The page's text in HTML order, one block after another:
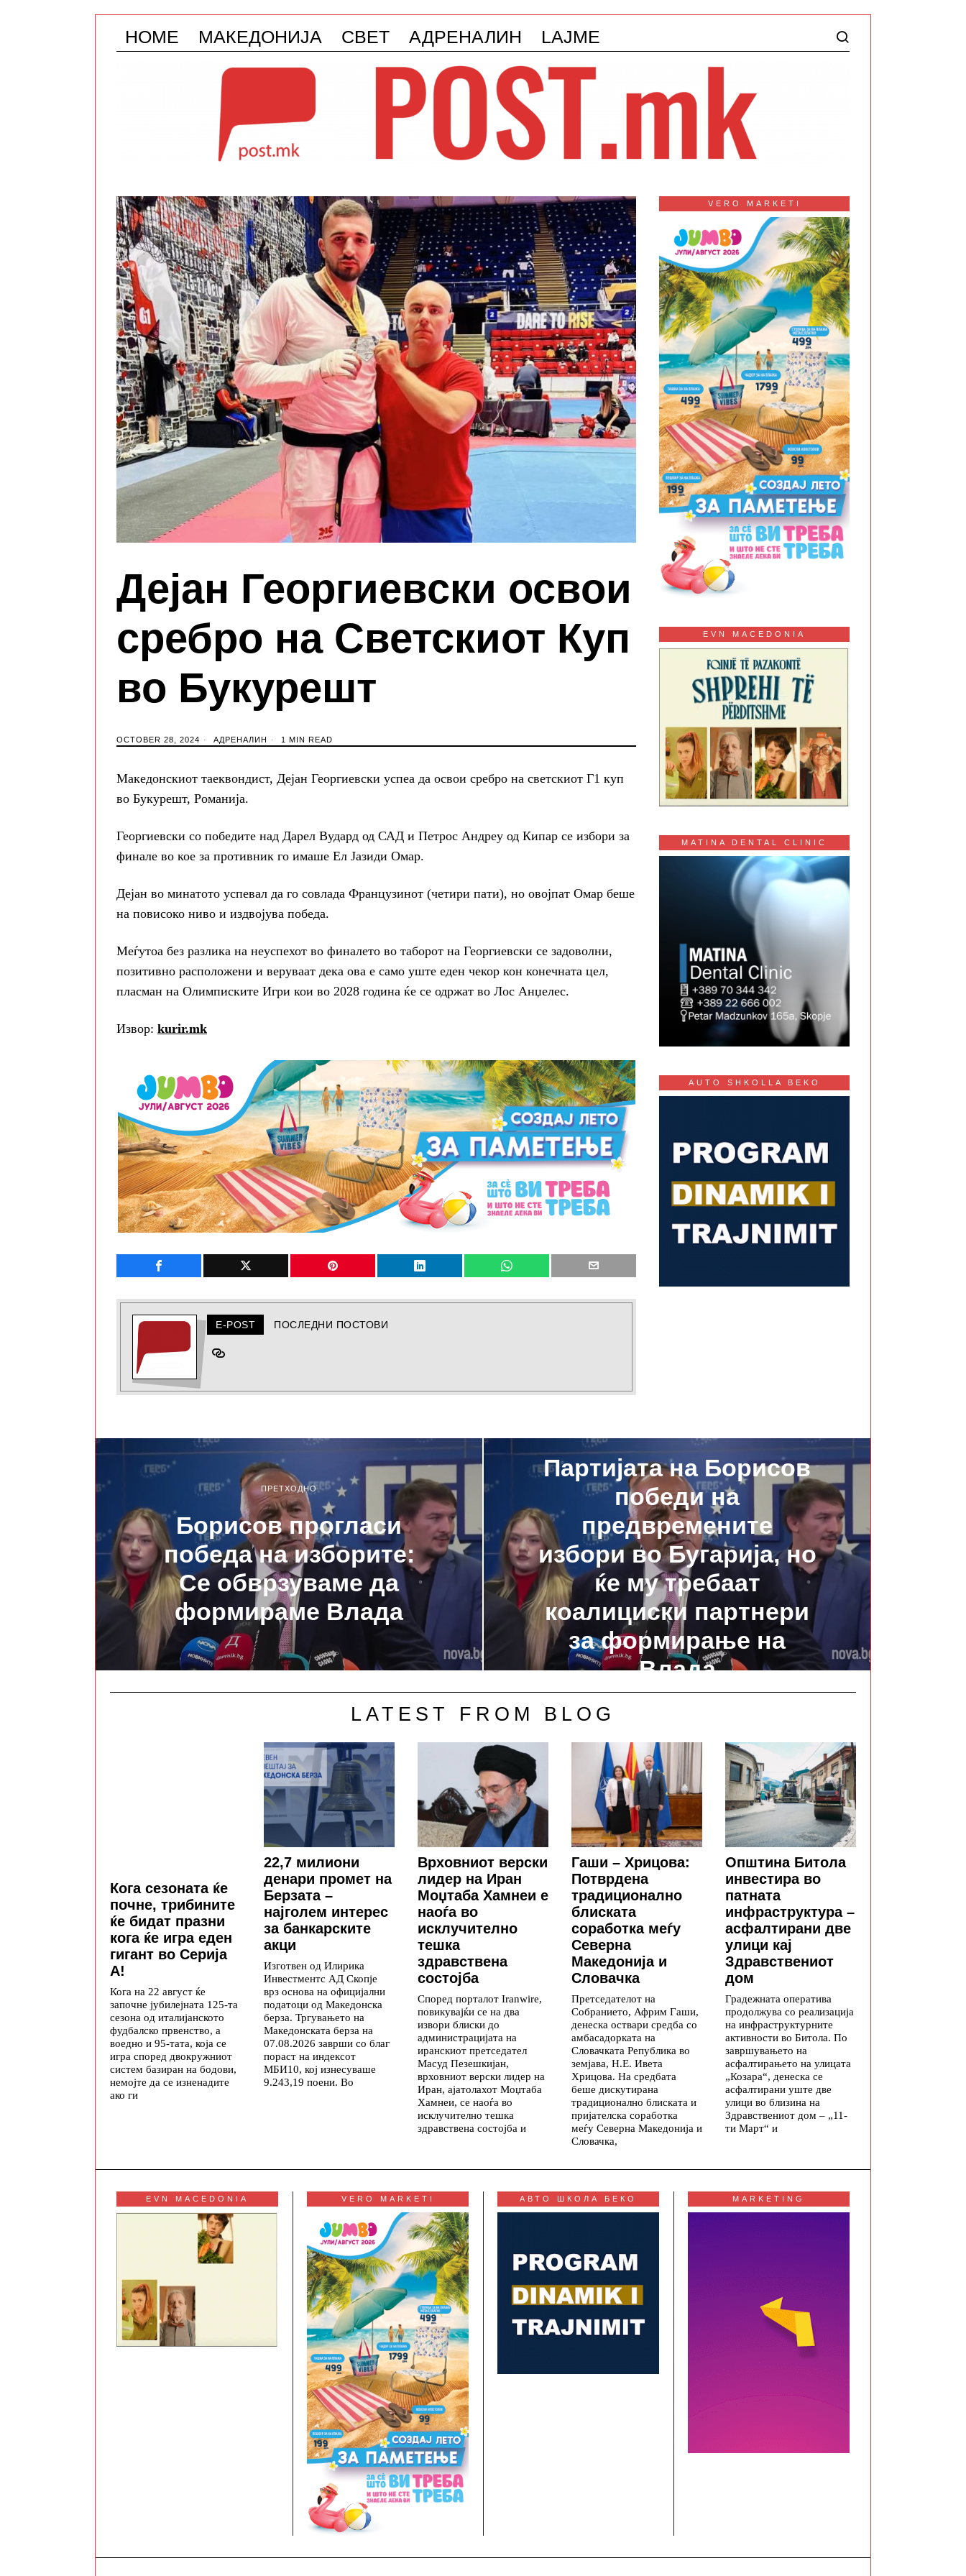
HOME МАКЕДОНИЈА СВЕТ АДРЕНАЛИН LAJME
Дејан Георгиевски освои
сребро на Светскиот Куп
во Букурешт
OCTOBER 28, 2024 АДРЕНАЛИН 1 MIN READ
Македонскиот таеквондист, Дејан Георгиевски успеа да освои сребро на светскиот Г1 куп
во Букурешт, Романија.
Георгиевски со победите над Дарел Вудард од САД и Петрос Андреу од Кипар се избори за
финале во кое за противник го имаше Ел Јазиди Омар.
Дејан во минатото успевал да го совлада Французинот (четири пати), но овојпат Омар беше
на повисоко ниво и издвојува победа.
Меѓутоа без разлика на неуспехот во финалето во таборот на Георгиевски се задоволни,
позитивно расположени и веруваат дека ова е само уште еден чекор кон конечната цел,
пласман на Олимписките Игри кои во 2028 година ќе се одржат во Лос Анџелес.
Извор: kurir.mk
E-POST ПОСЛЕДНИ ПОСТОВИ
VERO MARKETI
EVN MACEDONIA
MATINA DENTAL CLINIC
AUTO SHKOLLA BEKO
ПРЕТХОДНО
Борисов прогласи
победа на изборите:
Се обврзуваме да
формираме Влада
Партијата на Борисов
победи на
предвремените
избори во Бугарија, но
ќе му требаат
коалициски партнери
за формирање на
Влада
LATEST FROM BLOG
Кога сезоната ќе
почне, трибините
ќе бидат празни
кога ќе игра еден
гигант во Серија
А!
Кога на 22 август ќе
започне јубилејната 125-та
сезона од италијанското
фудбалско првенство, а
воедно и 95-тата, која се
игра според двокружниот
систем базиран на бодови,
немојте да се изненадите
ако ги
22,7 милиони
денари промет на
Берзата –
најголем интерес
за банкарските
акци
Изготвен од Илирика
Инвестментс АД Скопје
врз основа на официјални
податоци од Македонска
берза. Тргувањето на
Македонската берза на
07.08.2026 заврши со благ
пораст на индексот
МБИ10, кој изнесуваше
9.243,19 поени. Во
Врховниот верски
лидер на Иран
Моџтаба Хамнеи е
наоѓа во
исклучително
тешка
здравствена
состојба
Според порталот Iranwire,
повикувајќи се на два
извори блиски до
администрацијата на
иранскиот претседател
Масуд Пезешкијан,
врховниот верски лидер на
Иран, ајатолахот Моџтаба
Хамнеи, се наоѓа во
исклучително тешка
здравствена состојба и
Гаши – Хрицова:
Потврдена
традиционално
блиската
соработка меѓу
Северна
Македонија и
Словачка
Претседателот на
Собранието, Африм Гаши,
денеска оствари средба со
амбасадорката на
Словачката Република во
земјава, Н.Е. Ивета
Хрицова. На средбата
беше дискутирана
традиционално блиската и
пријателска соработка
меѓу Северна Македонија и
Словачка,
Општина Битола
инвестира во
патната
инфраструктура –
асфалтирани две
улици кај
Здравствениот
дом
Градежната оператива
продолжува со реализација
на инфраструктурните
активности во Битола. По
завршувањето на
асфалтирањето на улицата
„Козара“, денеска се
асфалтирани уште две
улици во близина на
Здравствениот дом – „11-
ти Март“ и
EVN MACEDONIA VERO MARKETI АВТО ШКОЛА БЕКО MARKETING